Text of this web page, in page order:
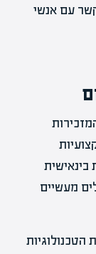
עם אנשי
מעשיים
הטכנולוגיות